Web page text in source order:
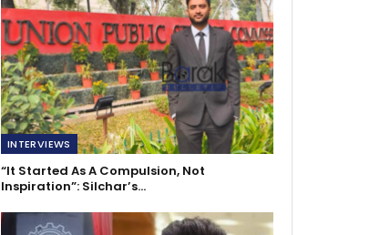
INTERVIEWS
“It Started As A Compulsion, Not
Inspiration”: Silchar’s…